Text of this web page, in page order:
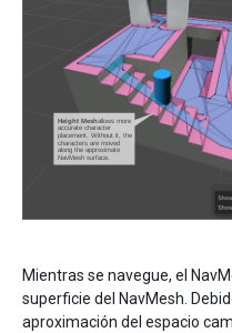
Mientras se navegue, el
superficie del NavMesh.
aproximación del espacio